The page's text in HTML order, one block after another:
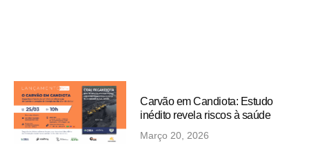
Carvão em Candiota: Estudo
inédito revela riscos à saúde
Março 20, 2026